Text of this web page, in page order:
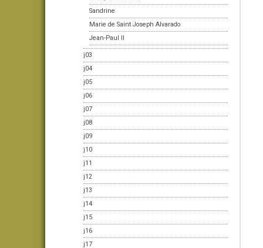
Sandrine
Marie de Saint Joseph Alvarado
Jean-Paul II
j03
j04
j05
j06
j07
j08
j09
j10
j11
j12
j13
j14
j15
j16
j17